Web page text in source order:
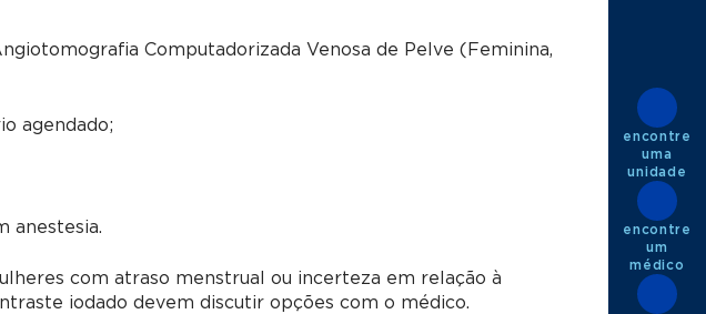
Computadorizada Venosa de Pelve (Feminina,
agendado;
anestesia.
com atraso menstrual ou incerteza em relação à
iodado devem discutir opções com o médico.
encontre
uma
unidade
encontre
um
médico